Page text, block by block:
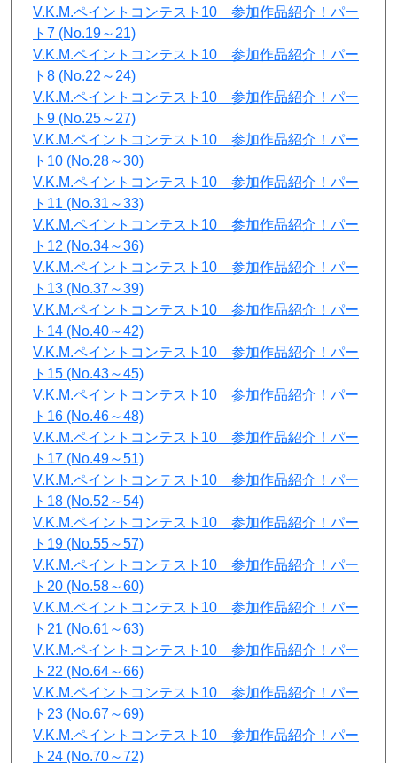
V.K.M.ペイントコンテスト10 参加作品紹介！パー
ト7 (No.19～21)
V.K.M.ペイントコンテスト10 参加作品紹介！パー
ト8 (No.22～24)
V.K.M.ペイントコンテスト10 参加作品紹介！パー
ト9 (No.25～27)
V.K.M.ペイントコンテスト10 参加作品紹介！パー
ト10 (No.28～30)
V.K.M.ペイントコンテスト10 参加作品紹介！パー
ト11 (No.31～33)
V.K.M.ペイントコンテスト10 参加作品紹介！パー
ト12 (No.34～36)
V.K.M.ペイントコンテスト10 参加作品紹介！パー
ト13 (No.37～39)
V.K.M.ペイントコンテスト10 参加作品紹介！パー
ト14 (No.40～42)
V.K.M.ペイントコンテスト10 参加作品紹介！パー
ト15 (No.43～45)
V.K.M.ペイントコンテスト10 参加作品紹介！パー
ト16 (No.46～48)
V.K.M.ペイントコンテスト10 参加作品紹介！パー
ト17 (No.49～51)
V.K.M.ペイントコンテスト10 参加作品紹介！パー
ト18 (No.52～54)
V.K.M.ペイントコンテスト10 参加作品紹介！パー
ト19 (No.55～57)
V.K.M.ペイントコンテスト10 参加作品紹介！パー
ト20 (No.58～60)
V.K.M.ペイントコンテスト10 参加作品紹介！パー
ト21 (No.61～63)
V.K.M.ペイントコンテスト10 参加作品紹介！パー
ト22 (No.64～66)
V.K.M.ペイントコンテスト10 参加作品紹介！パー
ト23 (No.67～69)
V.K.M.ペイントコンテスト10 参加作品紹介！パー
ト24 (No.70～72)